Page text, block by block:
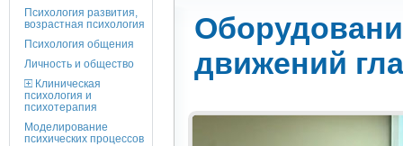
Психология развития,
возрастная психология
Психология общения
Личность и общество
Клиническая
психология и
психотерапия
Моделирование
психических процессов
движений